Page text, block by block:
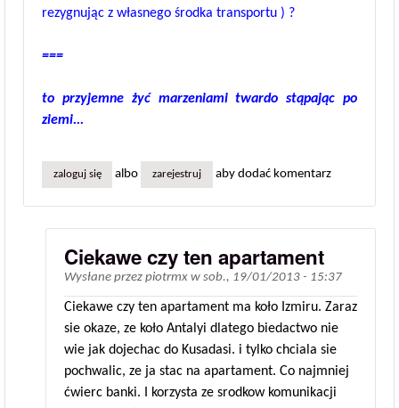
rezygnując z własnego środka transportu ) ?
===
to przyjemne żyć marzeniami twardo stąpając po
ziemi...
zaloguj się albo zarejestruj aby dodać komentarz
Ciekawe czy ten apartament
Wysłane przez piotrmx w sob., 19/01/2013 - 15:37
Ciekawe czy ten apartament ma koło Izmiru. Zaraz
sie okaze, ze koło Antalyi dlatego biedactwo nie
wie jak dojechac do Kusadasi. i tylko chciala sie
pochwalic, ze ja stac na apartament. Co najmniej
ćwierc banki. I korzysta ze srodkow komunikacji